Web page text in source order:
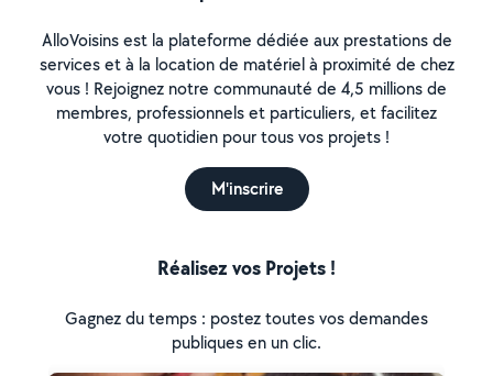
AlloVoisins est la plateforme dédiée aux prestations de
services et à la location de matériel à proximité de chez
vous ! Rejoignez notre communauté de 4,5 millions de
membres, professionnels et particuliers, et facilitez
votre quotidien pour tous vos projets !
M'inscrire
Réalisez vos Projets !
Gagnez du temps : postez toutes vos demandes
publiques en un clic.